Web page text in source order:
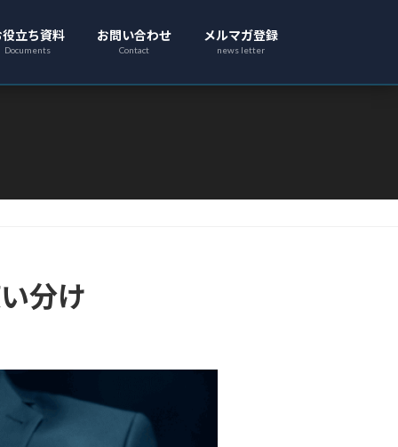
役立ち資料
Documents
お問い合わせ
Contact
メルマガ登録
news letter
分け